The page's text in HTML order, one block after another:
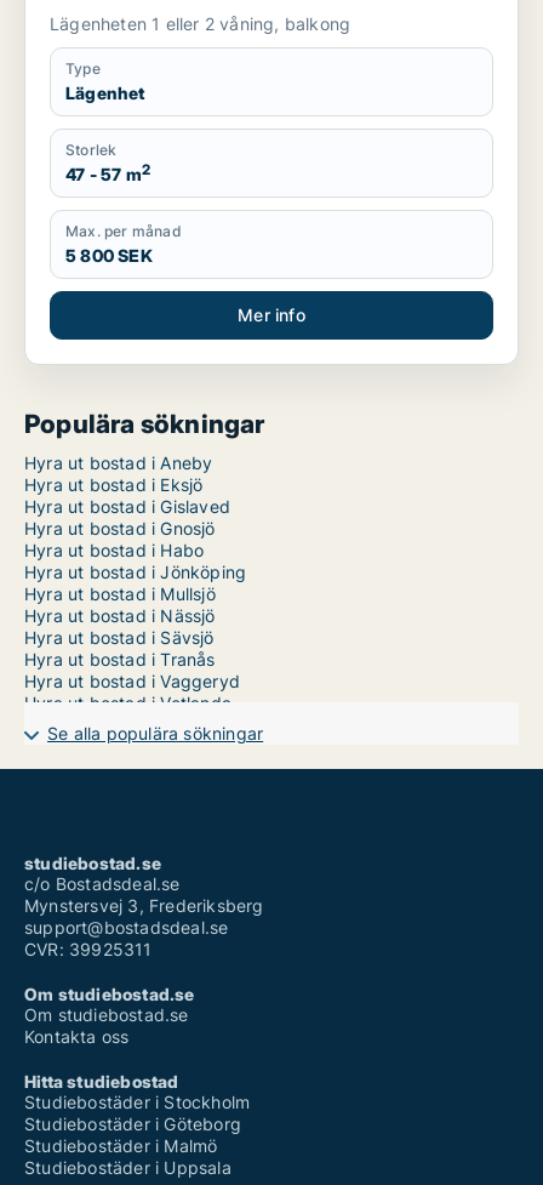
Lägenheten 1 eller 2 våning, balkong
Type
Lägenhet
Storlek
47 - 57 m2
Max. per månad
5 800 SEK
Mer info
Populära sökningar
Hyra ut bostad i Aneby
Hyra ut bostad i Eksjö
Hyra ut bostad i Gislaved
Hyra ut bostad i Gnosjö
Hyra ut bostad i Habo
Hyra ut bostad i Jönköping
Hyra ut bostad i Mullsjö
Hyra ut bostad i Nässjö
Hyra ut bostad i Sävsjö
Hyra ut bostad i Tranås
Hyra ut bostad i Vaggeryd
Hyra ut bostad i Vetlanda
Hyra ut bostad i Värnamo
Lägenhet i Jönköpings län
Hus i Jönköpings län
Se alla populära sökningar
studiebostad.se
c/o Bostadsdeal.se
Mynstersvej 3, Frederiksberg
support@bostadsdeal.se
CVR: 39925311
Om studiebostad.se
Om studiebostad.se
Kontakta oss
Hitta studiebostad
Studiebostäder i Stockholm
Studiebostäder i Göteborg
Studiebostäder i Malmö
Studiebostäder i Uppsala